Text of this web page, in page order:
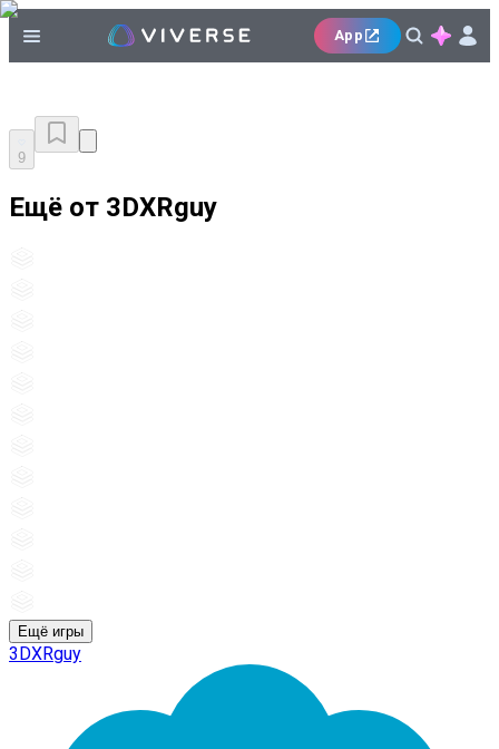
App
9
Ещё от 3DXRguy
Ещё игры
3DXRguy